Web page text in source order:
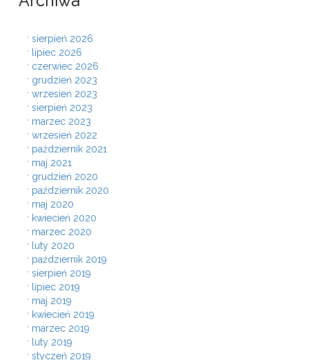
sierpień 2026
lipiec 2026
czerwiec 2026
grudzień 2023
wrzesień 2023
sierpień 2023
marzec 2023
wrzesień 2022
październik 2021
maj 2021
grudzień 2020
październik 2020
maj 2020
kwiecień 2020
marzec 2020
luty 2020
październik 2019
sierpień 2019
lipiec 2019
maj 2019
kwiecień 2019
marzec 2019
luty 2019
styczeń 2019